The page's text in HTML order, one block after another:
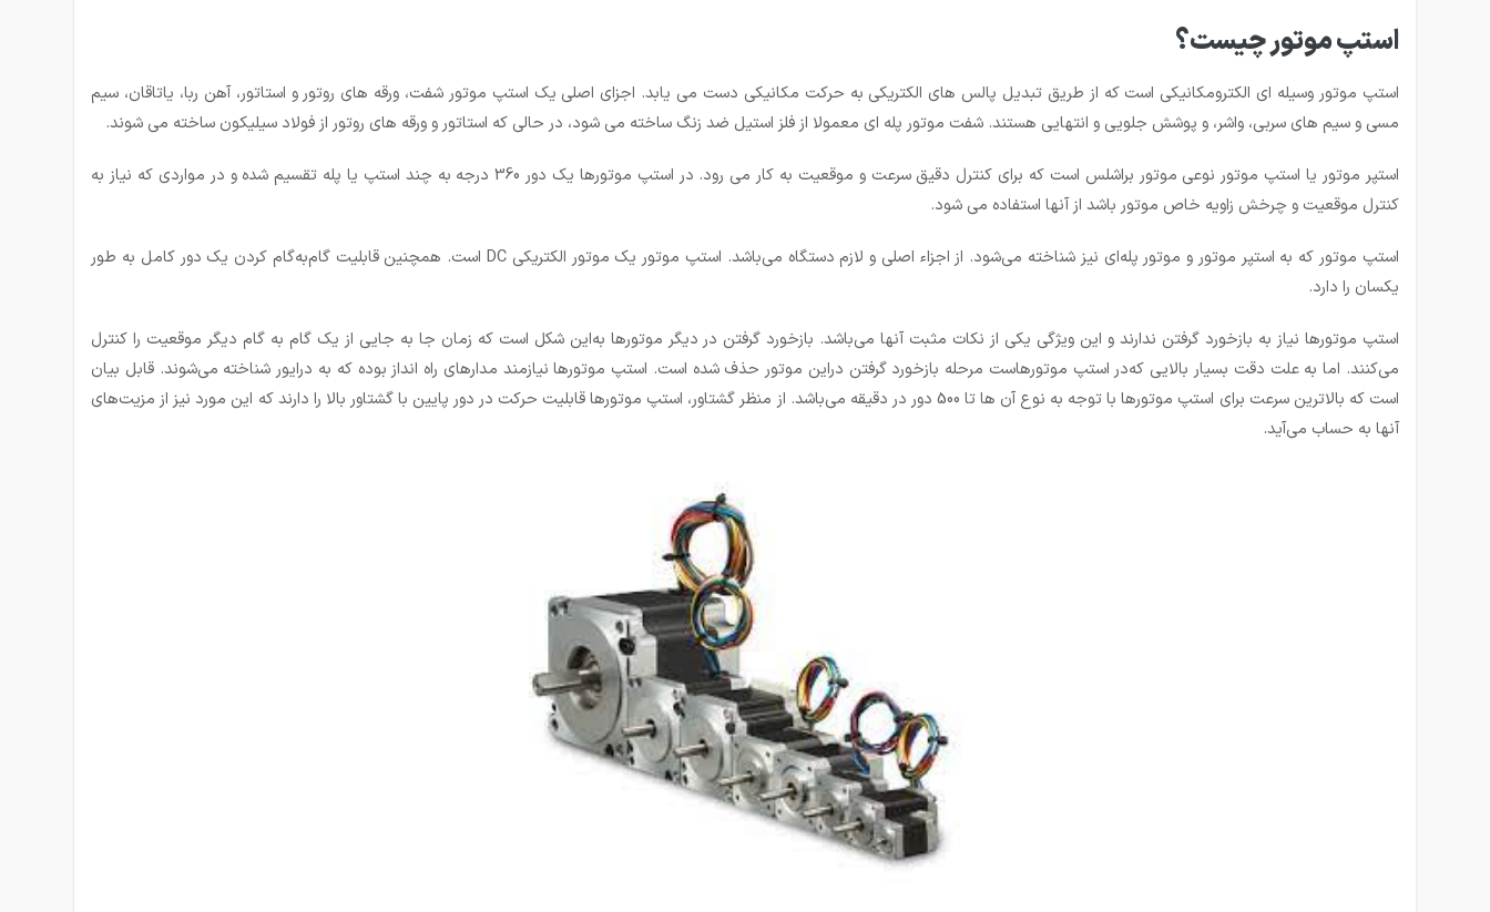
استپ موتور چیست؟
استپ موتور وسیله ای الکترومکانیکی است که از طریق تبدیل پالس های الکتریکی به حرکت مکانیکی دست می یابد. اجزای اصلی یک استپ موتور شفت، ورقه های روتور و استاتور، آهن ربا، یاتاقان، سیم
مسی و سیم های سربی، واشر، و پوشش جلویی و انتهایی هستند. شفت موتور پله ای معمولا از فلز استیل ضد زنگ ساخته می شود، در حالی که استاتور و ورقه های روتور از فولاد سیلیکون ساخته می شوند.
استپر موتور یا استپ موتور نوعی موتور براشلس است که برای کنترل دقیق سرعت و موقعیت به کار می رود. در استپ موتورها یک دور 360 درجه به چند استپ یا پله تقسیم شده و در مواردی که نیاز به
کنترل موقعیت و چرخش زاویه خاص موتور باشد از آنها استفاده می شود.
استپ موتور که به استپر موتور و موتور پله‌ای نیز شناخته می‌شود. از اجزاء اصلی و لازم دستگاه می‌باشد. استپ موتور یک موتور الکتریکی DC است. همچنین قابلیت گام‌به‌گام کردن یک دور کامل به طور
یکسان را دارد.
استپ موتورها نیاز به بازخورد گرفتن ندارند و این ویژگی یکی از نکات مثبت آنها می‌باشد. بازخورد گرفتن در دیگر موتورها به‌این شکل است که زمان جا به جایی از یک گام به گام دیگر موقعیت را کنترل
می‌کنند. اما به علت دقت بسیار بالایی که‌در استپ موتورهاست مرحله بازخورد گرفتن دراین موتور حذف شده است. استپ موتورها نیازمند مدارهای راه انداز بوده که به درایور شناخته می‌شوند. قابل بیان
است که بالاترین سرعت برای استپ موتورها با توجه به نوع آن ها تا 500 دور در دقیقه می‌باشد. از منظر گشتاور، استپ موتورها قابلیت حرکت در دور پایین با گشتاور بالا را دارند که این مورد نیز از مزیت‌های
آنها به حساب می‌آید.